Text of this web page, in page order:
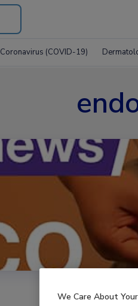
Coronavirus (COVID-19)
We Care About